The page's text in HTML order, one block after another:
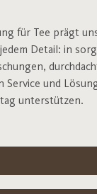
für Tee prägt
Detail: in
Service und
unterstützen.